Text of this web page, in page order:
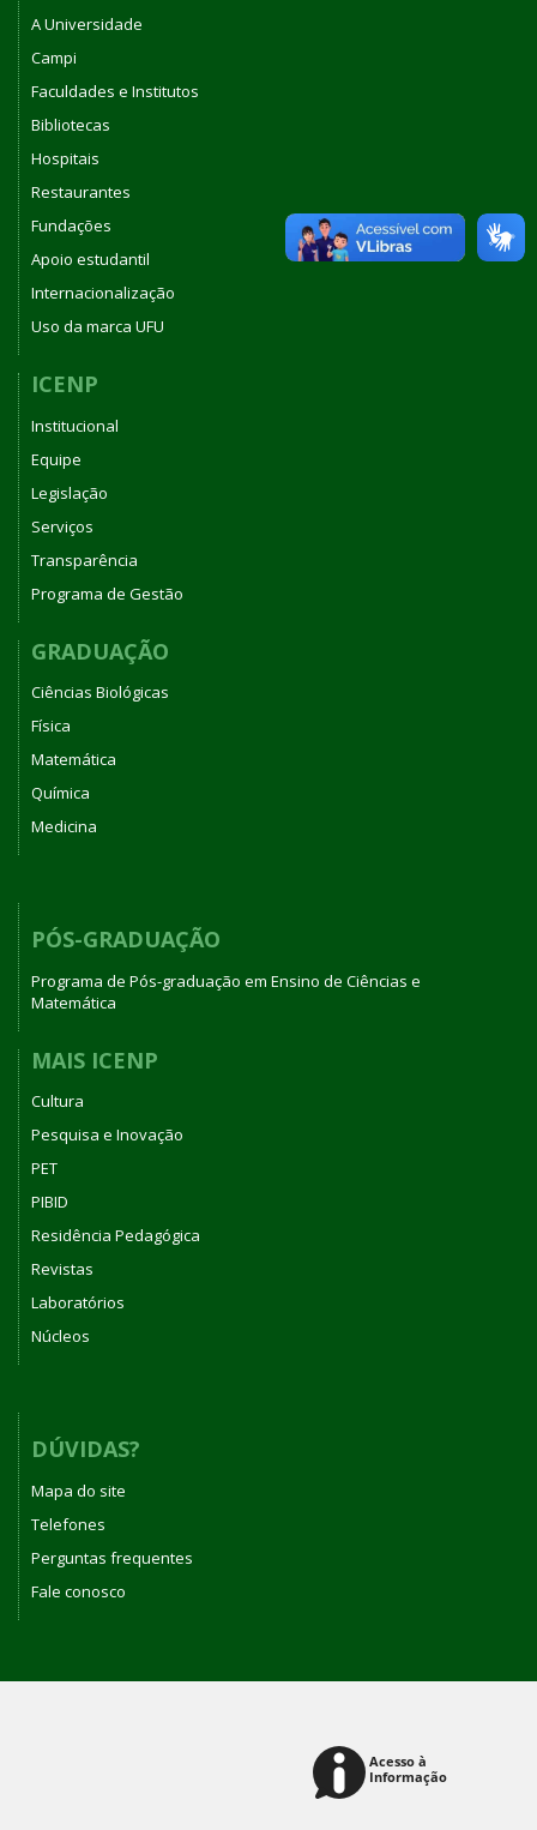
A Universidade
Campi
Faculdades e Institutos
Bibliotecas
Hospitais
Restaurantes
Fundações
Apoio estudantil
Internacionalização
Uso da marca UFU
ICENP
Institucional
Equipe
Legislação
Serviços
Transparência
Programa de Gestão
GRADUAÇÃO
Ciências Biológicas
Física
Matemática
Química
Medicina
PÓS-GRADUAÇÃO
Programa de Pós-graduação em Ensino de Ciências e
Matemática
MAIS ICENP
Cultura
Pesquisa e Inovação
PET
PIBID
Residência Pedagógica
Revistas
Laboratórios
Núcleos
DÚVIDAS?
Mapa do site
Telefones
Perguntas frequentes
Fale conosco